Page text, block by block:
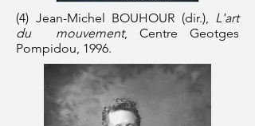
(4) Jean-Michel BOUHOUR (dir.), L'art
du mouvement, Centre Geotges
Pompidou, 1996.